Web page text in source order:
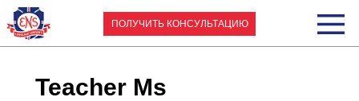
ПОЛУЧИТЬ КОНСУЛЬТАЦИЮ
Teacher Ms